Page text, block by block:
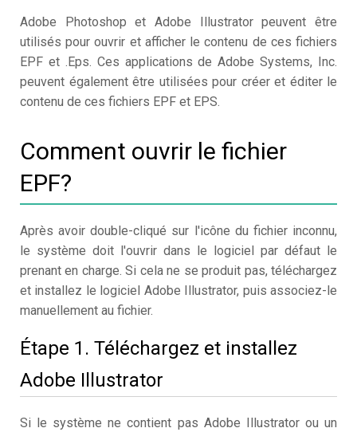
Adobe Photoshop et Adobe Illustrator peuvent être
utilisés pour ouvrir et afficher le contenu de ces fichiers
EPF et .Eps. Ces applications de Adobe Systems, Inc.
peuvent également être utilisées pour créer et éditer le
contenu de ces fichiers EPF et EPS.
Comment ouvrir le fichier
EPF?
Après avoir double-cliqué sur l'icône du fichier inconnu,
le système doit l'ouvrir dans le logiciel par défaut le
prenant en charge. Si cela ne se produit pas, téléchargez
et installez le logiciel Adobe Illustrator, puis associez-le
manuellement au fichier.
Étape 1. Téléchargez et installez
Adobe Illustrator
Si le système ne contient pas Adobe Illustrator ou un